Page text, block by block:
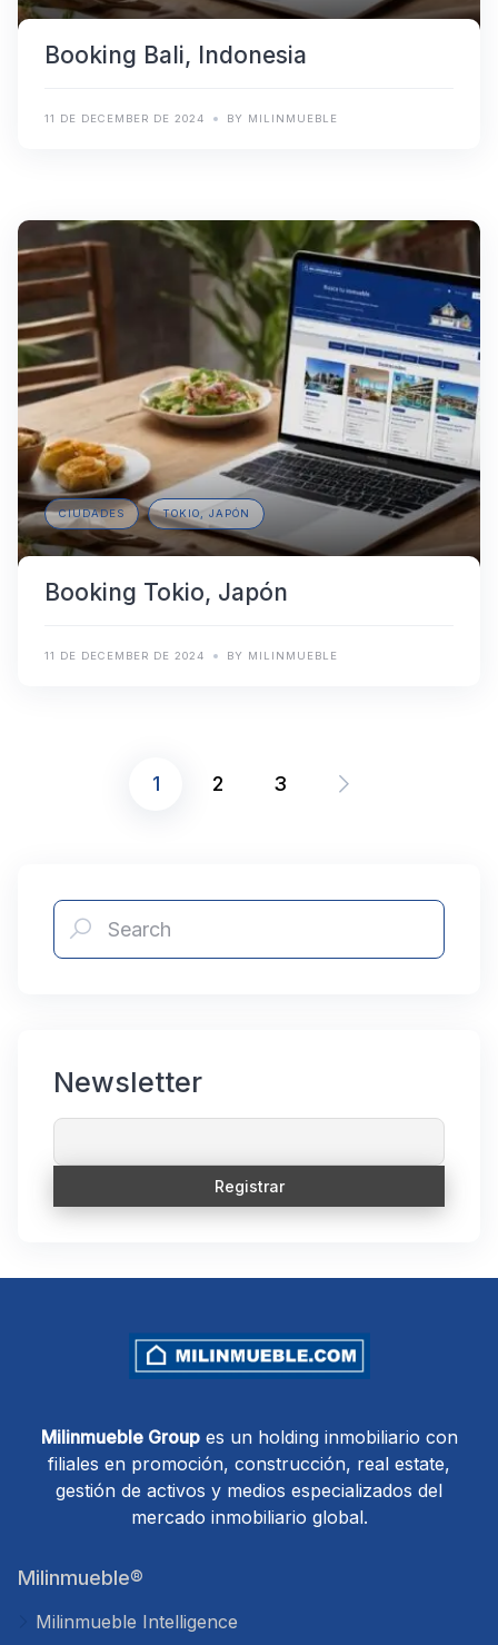
Booking Bali, Indonesia
11 DE DECEMBER DE 2024 BY MILINMUEBLE
CIUDADES TOKIO, JAPÓN
Booking Tokio, Japón
11 DE DECEMBER DE 2024 BY MILINMUEBLE
Posts
1 2 3
Newsletter
Milinmueble Groupes un holding inmobiliario con
filiales en promoción, construcción, real estate,
gestión de activos y medios especializados del
mercado inmobiliario global.
Milinmueble®
Milinmueble Intelligence